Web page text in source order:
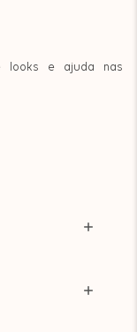
looks e ajuda nas